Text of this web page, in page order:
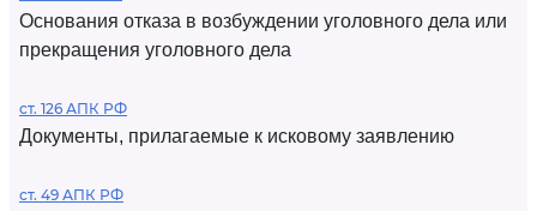
Основания отказа в возбуждении уголовного дела или
прекращения уголовного дела
ст. 126 АПК РФ
Документы, прилагаемые к исковому заявлению
ст. 49 АПК РФ